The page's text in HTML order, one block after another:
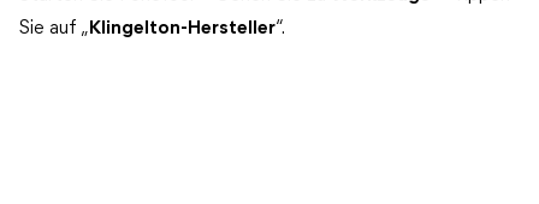
Sie auf „ Klingelton-Hersteller“.